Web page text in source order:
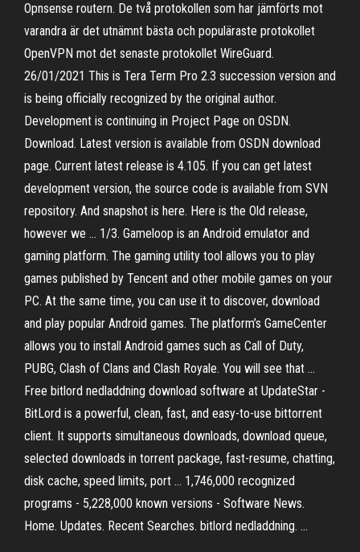
Opnsense routern. De två protokollen som har jämförts mot
varandra är det utnämnt bästa och populäraste protokollet
OpenVPN mot det senaste protokollet WireGuard.
26/01/2021 This is Tera Term Pro 2.3 succession version and
is being officially recognized by the original author.
Development is continuing in Project Page on OSDN.
Download. Latest version is available from OSDN download
page. Current latest release is 4.105. If you can get latest
development version, the source code is available from SVN
repository. And snapshot is here. Here is the Old release,
however we … 1/3. Gameloop is an Android emulator and
gaming platform. The gaming utility tool allows you to play
games published by Tencent and other mobile games on your
PC. At the same time, you can use it to discover, download
and play popular Android games. The platform’s GameCenter
allows you to install Android games such as Call of Duty,
PUBG, Clash of Clans and Clash Royale. You will see that …
Free bitlord nedladdning download software at UpdateStar -
BitLord is a powerful, clean, fast, and easy-to-use bittorrent
client. It supports simultaneous downloads, download queue,
selected downloads in torrent package, fast-resume, chatting,
disk cache, speed limits, port … 1,746,000 recognized
programs - 5,228,000 known versions - Software News.
Home. Updates. Recent Searches. bitlord nedladdning. …